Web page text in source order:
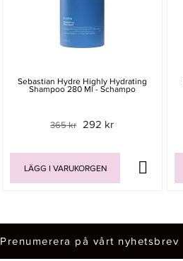
Sebastian Hydre Highly Hydrating
Shampoo 280 Ml - Schampo
365 kr 292 kr
LÄGG I VARUKORGEN
Prenumerera på vårt nyhetsbrev